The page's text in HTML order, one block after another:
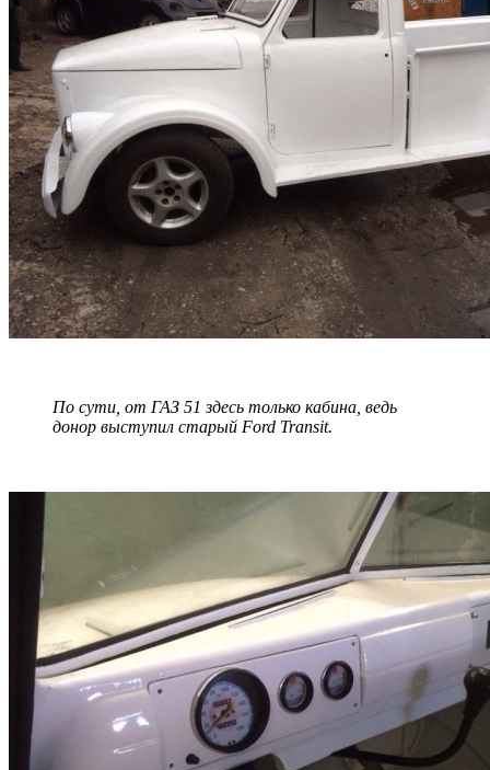
По сути, от ГАЗ 51 здесь только кабина, ведь
донор выступил старый Ford Transit.